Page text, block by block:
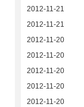
2012-11-21
2012-11-21
2012-11-20
2012-11-20
2012-11-20
2012-11-20
2012-11-20